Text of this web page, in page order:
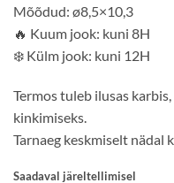
Mõõdud: ø8,5×10,3
🔥 Kuum jook: kuni 8H
❄️ Külm jook: kuni 12H
Termos tuleb ilusas
kinkimiseks.
Tarnaeg keskmiselt nädal
Saadaval järeltellimisel